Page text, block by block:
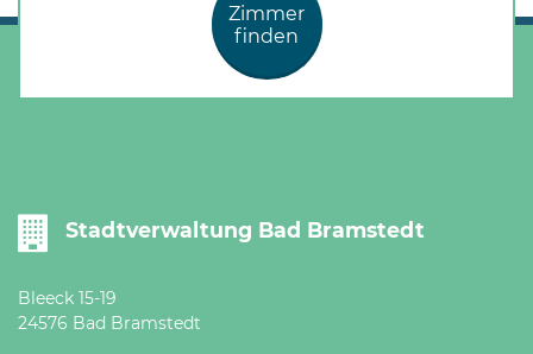
Zimmer
finden
Stadtverwaltung Bad Bramstedt
Bleeck 15-19
24576 Bad Bramstedt